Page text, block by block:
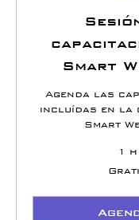
Smart
Agenda las
incluídas en la
Smart
1 h